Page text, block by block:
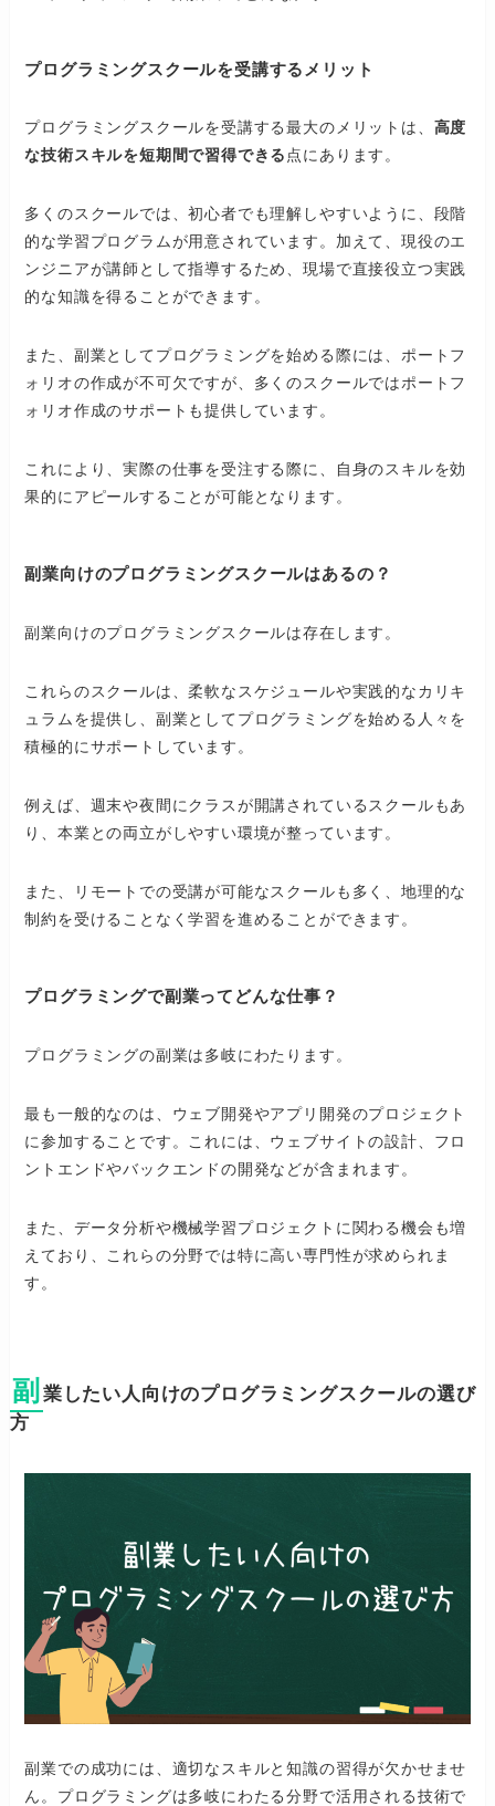
プログラミングスクールを受講するメリット
プログラミングスクールを受講する最大のメリットは、 高度
な技術スキルを短期間で習得できる点にあります。
多くのスクールでは、初心者でも理解しやすいように、段階
的な学習プログラムが用意されています。加えて、現役のエ
ンジニアが講師として指導するため、現場で直接役立つ実践
的な知識を得ることができます。
また、副業としてプログラミングを始める際には、ポートフ
ォリオの作成が不可欠ですが、多くのスクールではポートフ
ォリオ作成のサポートも提供しています。
これにより、実際の仕事を受注する際に、自身のスキルを効
果的にアピールすることが可能となります。
副業向けのプログラミングスクールはあるの？
副業向けのプログラミングスクールは存在します。
これらのスクールは、柔軟なスケジュールや実践的なカリキ
ュラムを提供し、副業としてプログラミングを始める人々を
積極的にサポートしています。
例えば、週末や夜間にクラスが開講されているスクールもあ
り、本業との両立がしやすい環境が整っています。
また、リモートでの受講が可能なスクールも多く、地理的な
制約を受けることなく学習を進めることができます。
プログラミングで副業ってどんな仕事？
プログラミングの副業は多岐にわたります。
最も一般的なのは、ウェブ開発やアプリ開発のプロジェクト
に参加することです。これには、ウェブサイトの設計、フロ
ントエンドやバックエンドの開発などが含まれます。
また、データ分析や機械学習プロジェクトに関わる機会も増
えており、これらの分野では特に高い専門性が求められま
す。
副 業したい人向けのプログラミングスクールの選び
方
副業での成功には、適切なスキルと知識の習得が欠かせませ
ん。プログラミングは多岐にわたる分野で活用される技術で